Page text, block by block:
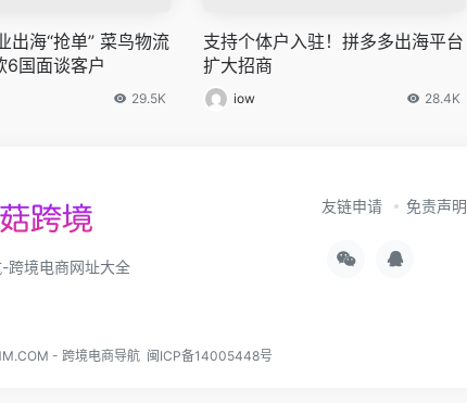
出海“抢单” 菜鸟物流
6国面谈客户
29.5K
支持个体户入驻！拼多多出海平台
扩大招商
iow 28.4K
跨境电商网址大全
友链申请 免责声明
- 跨境电商导航 闽ICP备14005448号